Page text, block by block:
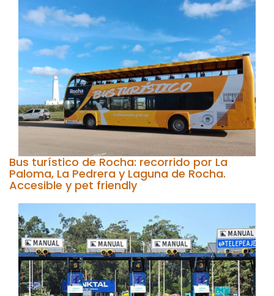
Bus turístico de Rocha: recorrido por La
Paloma, La Pedrera y Laguna de Rocha.
Accesible y pet friendly